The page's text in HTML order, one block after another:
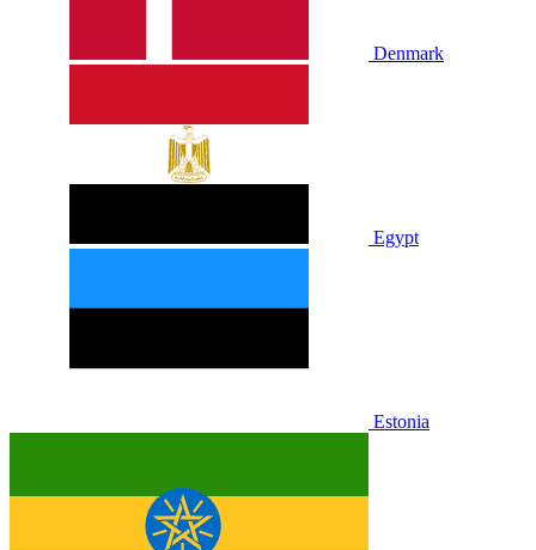
Denmark
Egypt
Estonia